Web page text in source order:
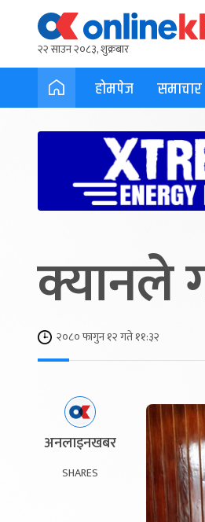
२२ साउन २०८३, शुक्रबार
होमपेज समाचार
क्यानले
२०८० फागुन १२ गते ११:३२
अनलाइनखबर
SHARES